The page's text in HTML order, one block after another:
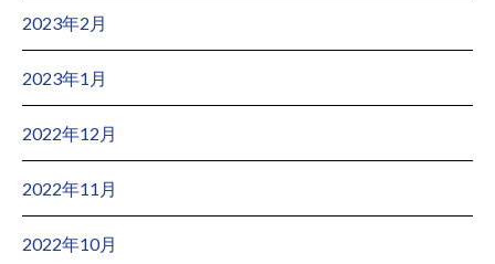
2023年2月
2023年1月
2022年12月
2022年11月
2022年10月